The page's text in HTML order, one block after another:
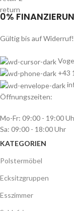
0%
Gültig bis auf Widerruf!
+43
Öffnungszeiten:
Mo-Fr: 09:00 - 19:00
Sa: 09:00 - 18:00 Uhr
KATEGORIEN
Polstermöbel
Ecksitzgruppen
Esszimmer